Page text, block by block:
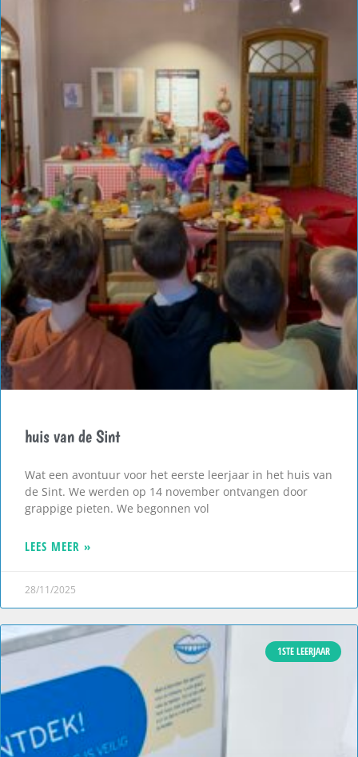
huis van de Sint
Wat een avontuur voor het eerste leerjaar in het huis van
de Sint. We werden op 14 november ontvangen door
grappige pieten. We begonnen vol
LEES MEER »
28/11/2025
1STE LEERJAAR